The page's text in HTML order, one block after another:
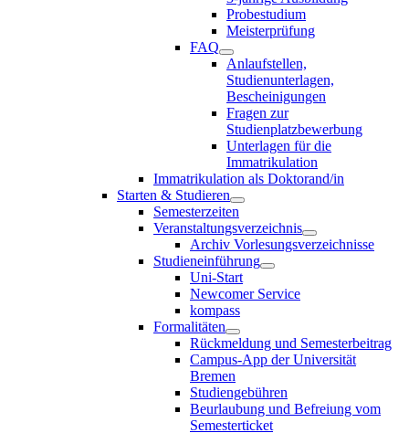
Probestudium
Meisterprüfung
FAQ
Anlaufstellen,
Studienunterlagen,
Bescheinigungen
Fragen zur
Studienplatzbewerbung
Unterlagen für die
Immatrikulation
Immatrikulation als Doktorand/in
Starten & Studieren
Semesterzeiten
Veranstaltungsverzeichnis
Archiv Vorlesungsverzeichnisse
Studieneinführung
Uni-Start
Newcomer Service
kompass
Formalitäten
Rückmeldung und Semesterbeitrag
Campus-App der Universität
Bremen
Studiengebühren
Beurlaubung und Befreiung vom
Semesterticket